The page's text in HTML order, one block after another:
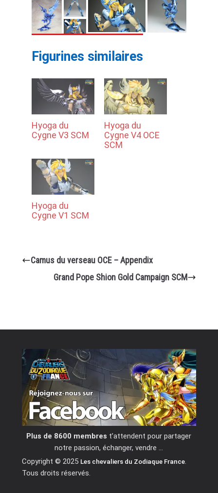
Figurines similaires
Hyoga du
Cygne V3 SCM
Hyoga du
Cygne V4 OCE
SCM
Hyoga du
Cygne V1 SCM
Camus du verseau OCE – Appendix
Grand Pope Shion Gold Campaign SCM
Plus de 8600 membres t’attendent pour partager
notre passion, échanger, vendre …
Copyright © 2025 Les chevaliers du Zodiaque France.
Tous droits réservés.